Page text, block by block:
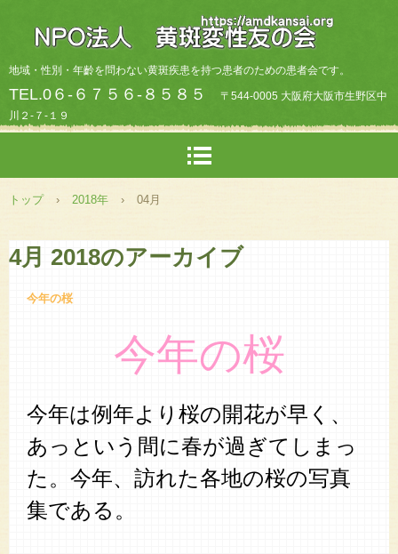
地域・性別・年齡を問わない黄斑疾患を持つ患者のための患者会です。
TEL.0６-６７５６-８５８５
〒544-0005 大阪府大阪市生野区中
川２-７-１９
トップ › 2018年 › 04月
4月 2018のアーカイブ
今年の桜
今年の桜
今年は例年より桜の開花が早く、
あっという間に春が過ぎてしまっ
た。今年、訪れた各地の桜の写真
集である。